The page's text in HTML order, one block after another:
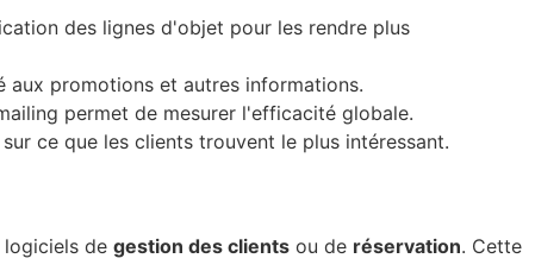
des lignes d'objet pour les rendre plus
aux promotions et autres informations.
permet de mesurer l'efficacité globale.
ce que les clients trouvent le plus intéressant.
de gestion des clients ou de réservation. Cette